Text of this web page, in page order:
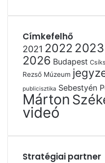
Címkefelhő
2021 2022 2023
2026 Budapest
Rezső Múzeum
publicisztika Sebestyén
Márton
videó
Stratégiai partner